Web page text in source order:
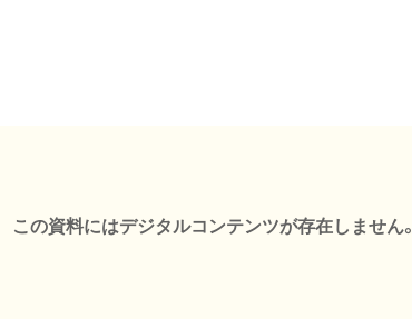
この資料にはデジタルコンテンツが存在しません。